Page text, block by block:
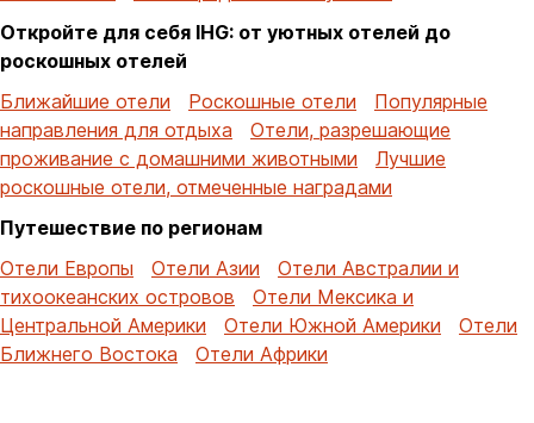
Откройте для себя IHG: от уютных отелей до
роскошных отелей
Ближайшие отели
Роскошные отели
Популярные
направления для отдыха
Отели, разрешающие
проживание с домашними животными
Лучшие
роскошные отели, отмеченные наградами
Путешествие по регионам
Отели Европы
Отели Азии
Отели Австралии и
тихоокеанских островов
Отели Мексика и
Центральной Америки
Отели Южной Америки
Отели
Ближнего Востока
Отели Африки